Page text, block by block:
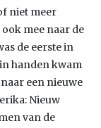
niet meer
mee naar de
de eerste in
handen kwam
een nieuwe
Nieuw
van de